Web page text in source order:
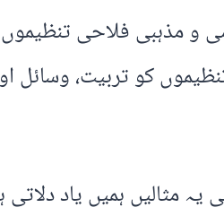
فلاحی تنظیموں
کو تربیت،
یہ مثالیں ہمیں یاد